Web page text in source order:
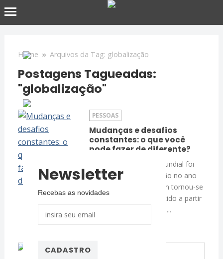
Home » Arquivos da Tag: globalização
Postagens Tagueadas:
"globalização"
PESSOAS
Mudanças e desafios
constantes: o que você
pode fazer de diferente?
O Fórum Econômico Mundial foi
criado como organização no ano
de 1971 na Suíça, porém tornou-se
crescentemente conhecido a partir
de 1988, quando se deu...
Newsletter
Recebas as novidades